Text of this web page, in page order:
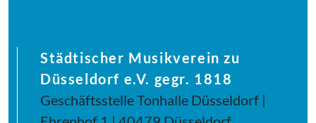
Städtischer Musikverein zu
Düsseldorf e.V. gegr. 1818
Geschäftsstelle Tonhalle Düsseldorf |